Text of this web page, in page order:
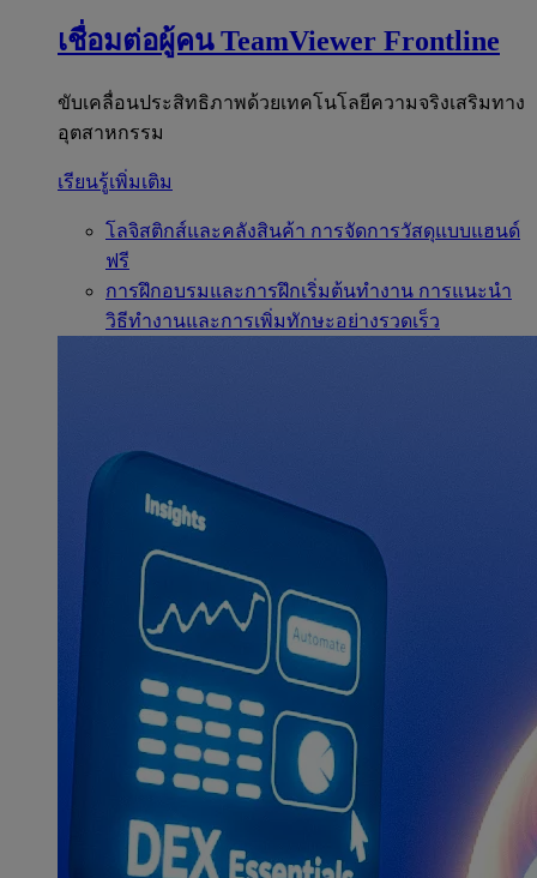
เชื่อมต่อผู้คน TeamViewer Frontline
ขับเคลื่อนประสิทธิภาพด้วยเทคโนโลยีความจริงเสริมทาง
อุตสาหกรรม
เรียนรู้เพิ่มเติม
โลจิสติกส์และคลังสินค้า การจัดการวัสดุแบบแฮนด์
ฟรี
การฝึกอบรมและการฝึกเริ่มต้นทำงาน การแนะนำ
วิธีทำงานและการเพิ่มทักษะอย่างรวดเร็ว